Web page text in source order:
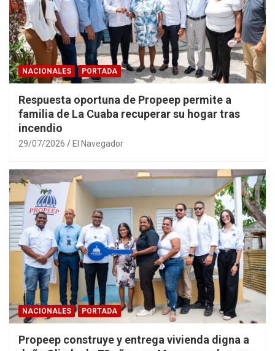
NACIONALES PORTADA
Respuesta oportuna de Propeep permite a
familia de La Cuaba recuperar su hogar tras
incendio
29/07/2026 El Navegador
NACIONALES PORTADA
Propeep construye y entrega vivienda digna a